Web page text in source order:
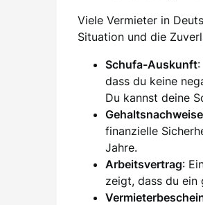
Viele Vermieter in
Situation und die
Schufa-Auskunft
dass du keine
Du kannst deine
Gehaltsnachweise
finanzielle
Jahre.
Arbeitsvertrag:
zeigt, dass du ein